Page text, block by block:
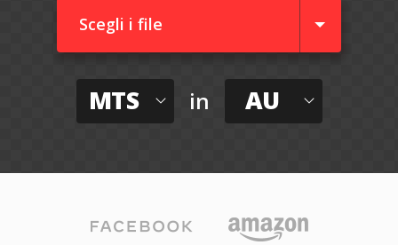
Scegli i file
MTS in AU